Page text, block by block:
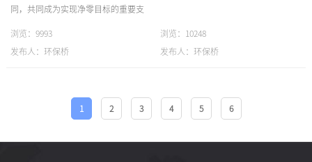
同，共同成为实现净零目标的重要支
浏览：9993
发布人：环保桥
浏览：10248
发布人：环保桥
1 2 3 4 5 6